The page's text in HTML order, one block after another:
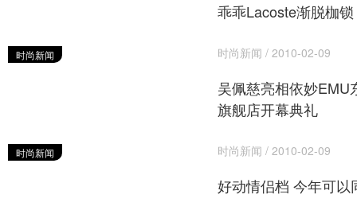
乖乖Lacoste渐脱枷
时尚新闻 时尚新闻 / 2010-02-09
吴佩慈亮相依妙EMU
旗舰店开幕典礼
时尚新闻 时尚新闻 / 2010-02-09
好动情侣档 今年可以